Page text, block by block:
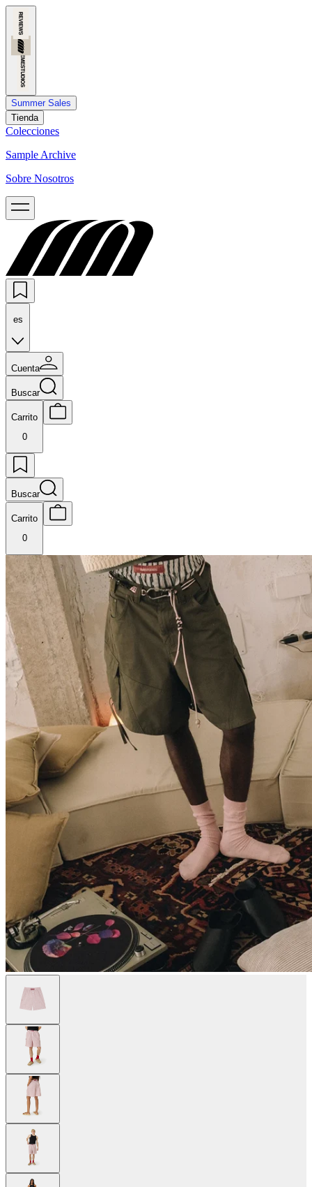
Summer Sales
Tienda
Colecciones
Sample Archive
Sobre Nosotros
es
Cuenta
Buscar
Carrito
0
Buscar
Carrito
0